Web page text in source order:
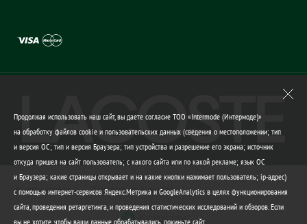
Карта сайта Гарантия качества
Продолжая использовать наш сайт, вы даете согласие ТОО «Intermode (Интермоде)»
на обработку файлов cookie и пользовательских данных (сведения о местоположении; тип
и версия ОС; тип и версия Браузера; тип устройства и разрешение его экрана; источник
откуда пришел на сайт пользователь; с какого сайта или по какой рекламе; язык ОС
и Браузера; какие страницы открывает и на какие кнопки нажимает пользователь; ip-адрес)
с помощью интернет-сервисов Яндекс.Метрика и GoogleAnalytics в целях функционирования
сайта, проведения ретаргетинга, и проведения статистических исследований и обзоров. Если
вы не хотите, чтобы ваши данные обрабатывались, покиньте сайт.